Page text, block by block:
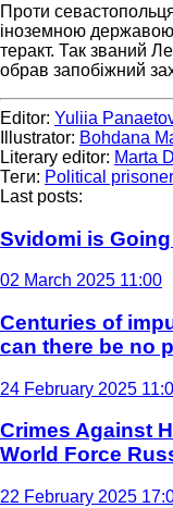
Проти
іноземною державою
теракт. Так званий
обрав запобіжний
Editor: Yuliia
Illustrator: Bohdana
Literary editor: Marta
Теги: Political
Last posts:
Svidomi is
02 March 2025 11:00
Centuries of
can there be no
24 February 2025
Crimes Against
World Force
22 February 2025